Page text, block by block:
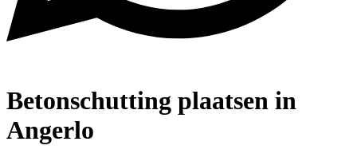
Betonschutting plaatsen in
Angerlo